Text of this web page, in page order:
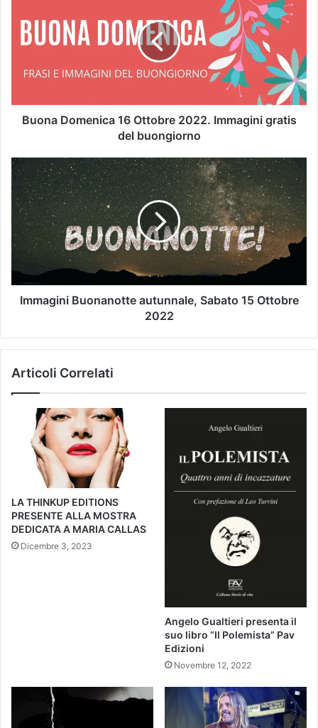
Buona Domenica 16 Ottobre 2022. Immagini gratis
del buongiorno
Immagini Buonanotte autunnale, Sabato 15 Ottobre
2022
Articoli Correlati
LA THINKUP EDITIONS
PRESENTE ALLA MOSTRA
DEDICATA A MARIA CALLAS
Dicembre 3, 2023
Angelo Gualtieri presenta il
suo libro “Il Polemista” Pav
Edizioni
Novembre 12, 2022